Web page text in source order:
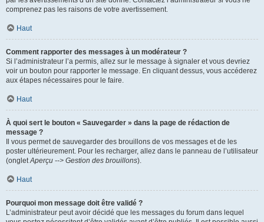
comprenez pas les raisons de votre avertissement.
Haut
Comment rapporter des messages à un modérateur ?
Si l’administrateur l’a permis, allez sur le message à signaler et vous devriez
voir un bouton pour rapporter le message. En cliquant dessus, vous accéderez
aux étapes nécessaires pour le faire.
Haut
À quoi sert le bouton « Sauvegarder » dans la page de rédaction de
message ?
Il vous permet de sauvegarder des brouillons de vos messages et de les
poster ultérieurement. Pour les recharger, allez dans le panneau de l’utilisateur
(ongletAperçu --> Gestion des brouillons).
Haut
Pourquoi mon message doit être validé ?
L’administrateur peut avoir décidé que les messages du forum dans lequel